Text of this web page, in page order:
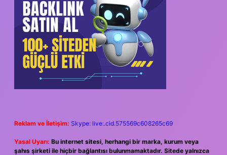
Reklam ve İletişim: Skype: live:.cid.575569c608265c69
Yasal Uyarı: Bu internet sitesi, herhangi bir marka, kurum veya
şahıs şirketi ile hiçbir bağlantısı bulunmamaktadır. Sitede yalnızca